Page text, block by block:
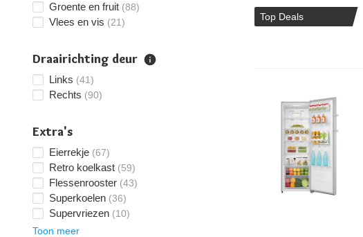
Top Deals
Groente en fruit (88)
Vlees en vis (21)
Draairichting deur
Links (41)
Rechts (90)
Extra's
Eierrekje (67)
Retro koelkast (59)
Flessenrooster (43)
Superkoelen (36)
Supervriezen (10)
Toon meer